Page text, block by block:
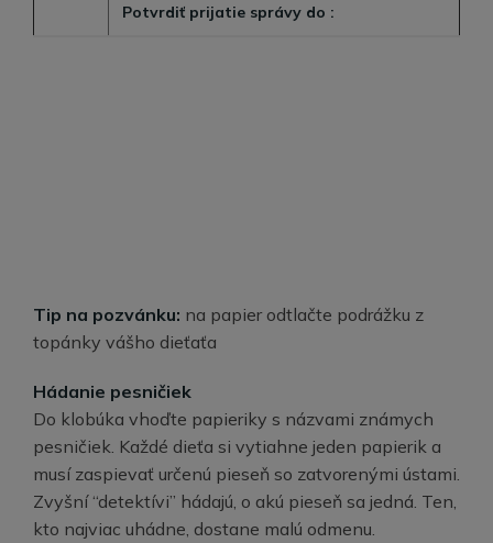
Potvrdiť prijatie správy do :
Tip na pozvánku: na papier odtlačte podrážku z
topánky vášho dieťaťa
Hádanie pesničiek
Do klobúka vhoďte papieriky s názvami známych
pesničiek. Každé dieťa si vytiahne jeden papierik a
musí zaspievať určenú pieseň so zatvorenými ústami.
Zvyšní “detektívi” hádajú, o akú pieseň sa jedná. Ten,
kto najviac uhádne, dostane malú odmenu.